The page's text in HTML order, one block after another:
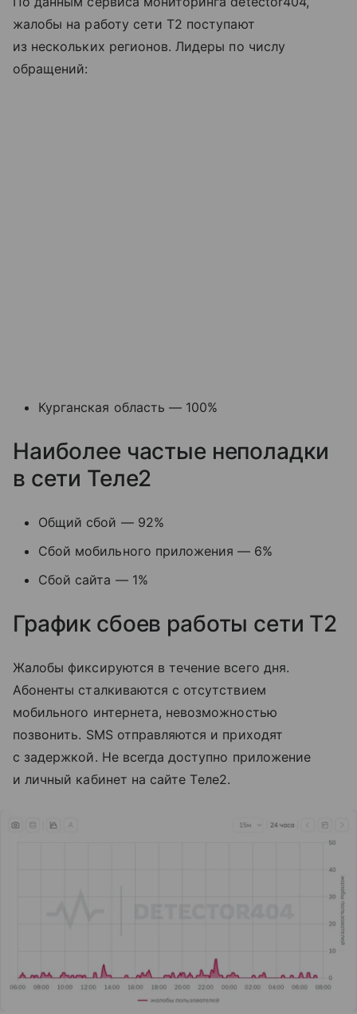
жалобы на работу сети T2 поступают
из нескольких регионов. Лидеры по числу
обращений:
Курганская область — 100%
Наиболее частые неполадки
в сети Теле2
Общий сбой — 92%
Сбой мобильного приложения — 6%
Сбой сайта — 1%
График сбоев работы сети T2
Жалобы фиксируются в течение всего дня.
Абоненты сталкиваются с отсутствием
мобильного интернета, невозможностью
позвонить. SMS отправляются и приходят
с задержкой. Не всегда доступно приложение
и личный кабинет на сайте Tеле2.